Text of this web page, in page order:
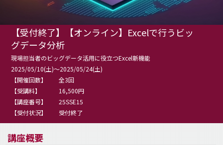
【受付終了】【オンライン】Excelで行うビッ
グデータ分析
現場担当者のビッグデータ活用に役立つExcel新機能
2025/05/10(土)～2025/05/24(土)
【開催回数】
全3回
【受講料】
16,500円
【講座番号】
25SSE15
【受付状況】
受付終了
講座概要